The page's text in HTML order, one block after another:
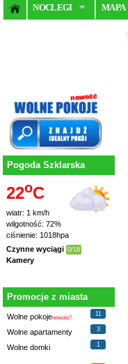
NOCLEGI MAPA
Pogoda Szklarska
22oC
wiatr: 1 km/h
wilgotność: 72%
ciśnienie: 1018hpa
Czynne wyciągi 0/18
Kamery
Promocje z miasta
Wolne pokojenowość!
11
Wolne apartamenty 3
Wolne domki 1